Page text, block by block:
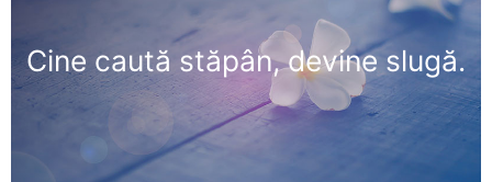
Cine caută stăpân, devine slugă.